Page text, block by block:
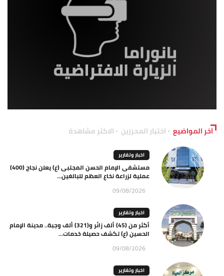
آخر المواضيع اختيار المحررين الاكثر مشاهدة
اخبار وتقارير
مستشفى الإمام الحسن المجتبى (ع) يعلن نجاح (400)
عملية لزراعة نخاع العظم للبالغين...
09/08/2026
اخبار وتقارير
أكثر من (45) ألف زائر و(321) ألف وجبة.. مدينة الإمام
الحسين (ع) تكشف حصيلة خدمات...
09/08/2026
اخبار وتقارير